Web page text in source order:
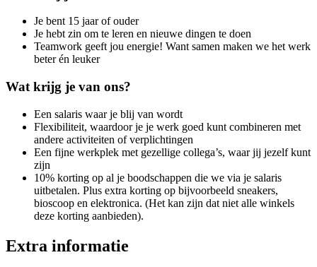
Je bent 15 jaar of ouder
Je hebt zin om te leren en nieuwe dingen te doen
Teamwork geeft jou energie! Want samen maken we het werk
beter én leuker
Wat krijg je van ons?
Een salaris waar je blij van wordt
Flexibiliteit, waardoor je je werk goed kunt combineren met
andere activiteiten of verplichtingen
Een fijne werkplek met gezellige collega’s, waar jij jezelf kunt
zijn
10% korting op al je boodschappen die we via je salaris
uitbetalen. Plus extra korting op bijvoorbeeld sneakers,
bioscoop en elektronica. (Het kan zijn dat niet alle winkels
deze korting aanbieden).
Extra informatie